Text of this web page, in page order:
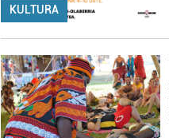
KULTURA